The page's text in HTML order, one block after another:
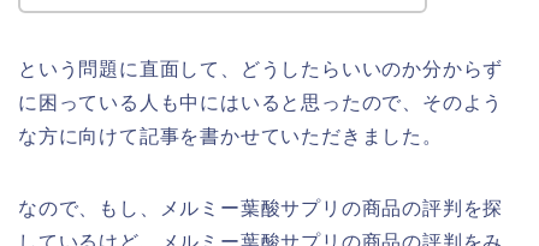
という問題に直面して、どうしたらいいのか分からず
に困っている人も中にはいると思ったので、そのよう
な方に向けて記事を書かせていただきました。
なので、もし、メルミー葉酸サプリの商品の評判を探
しているけど、メルミー葉酸サプリの商品の評判をみ